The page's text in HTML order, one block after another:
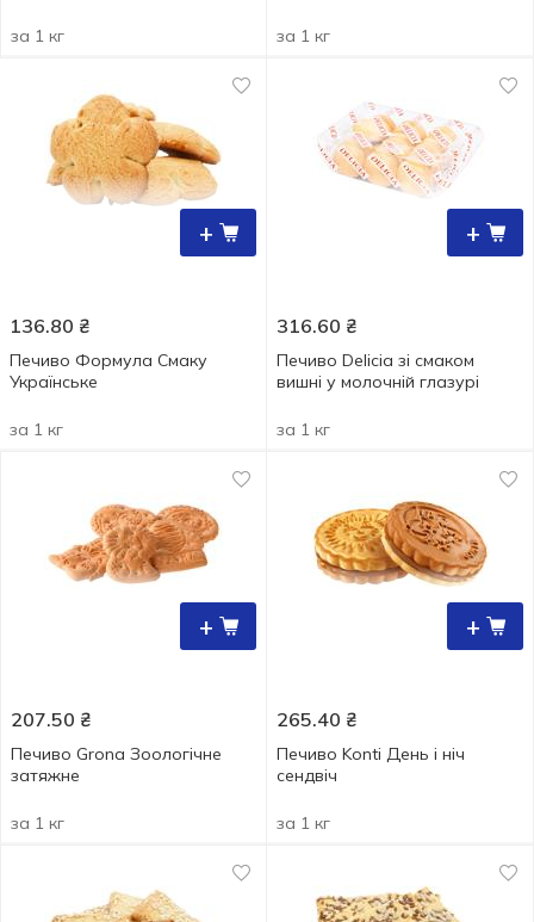
за 1 кг за 1 кг
+
136.80 ₴
Печиво Формула Смаку
Українське
за 1 кг
+
316.60 ₴
Печиво Delicia зі смаком
вишні у молочній глазурі
за 1 кг
+
207.50 ₴
Печиво Grona Зоологічне
затяжне
за 1 кг
+
265.40 ₴
Печиво Konti День і ніч
сендвіч
за 1 кг